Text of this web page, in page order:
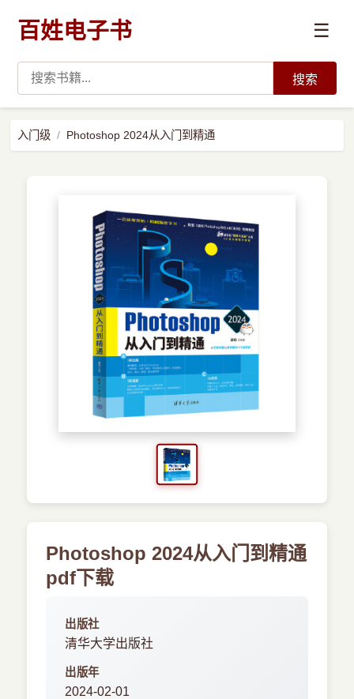
百姓电子书 ☰
搜索
入门级 Photoshop 2024从入门到精通
Photoshop 2024从入门到精通
pdf下载
出版社
清华大学出版社
出版年
2024-02-01